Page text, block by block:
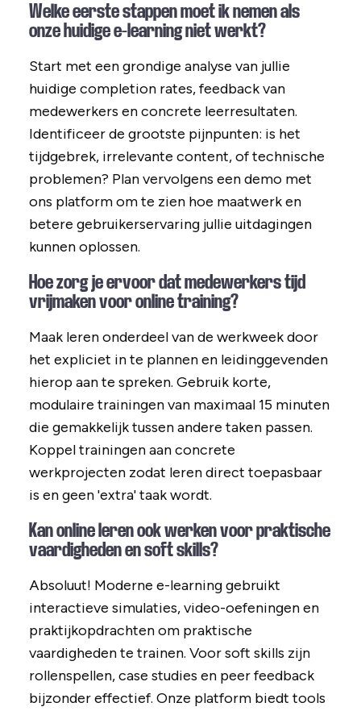
Welke eerste stappen moet ik nemen als
onze huidige e-learning niet werkt?
Start met een grondige analyse van jullie
huidige completion rates, feedback van
medewerkers en concrete leerresultaten.
Identificeer de grootste pijnpunten: is het
tijdgebrek, irrelevante content, of technische
problemen? Plan vervolgens een demo met
ons platform om te zien hoe maatwerk en
betere gebruikerservaring jullie uitdagingen
kunnen oplossen.
Hoe zorg je ervoor dat medewerkers tijd
vrijmaken voor online training?
Maak leren onderdeel van de werkweek door
het expliciet in te plannen en leidinggevenden
hierop aan te spreken. Gebruik korte,
modulaire trainingen van maximaal 15 minuten
die gemakkelijk tussen andere taken passen.
Koppel trainingen aan concrete
werkprojecten zodat leren direct toepasbaar
is en geen 'extra' taak wordt.
Kan online leren ook werken voor praktische
vaardigheden en soft skills?
Absoluut! Moderne e-learning gebruikt
interactieve simulaties, video-oefeningen en
praktijkopdrachten om praktische
vaardigheden te trainen. Voor soft skills zijn
rollenspellen, case studies en peer feedback
bijzonder effectief. Onze platform biedt tools